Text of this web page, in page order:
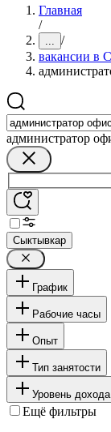
Главная
/
... /
вакансии в
администратор
Сыктывкар
График
Рабочие часы
Опыт
Тип занятости
Уровень дохода
Ещё фильтры